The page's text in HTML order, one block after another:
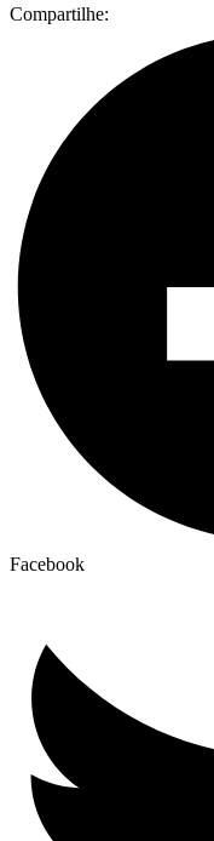
Compartilhe:
Facebook